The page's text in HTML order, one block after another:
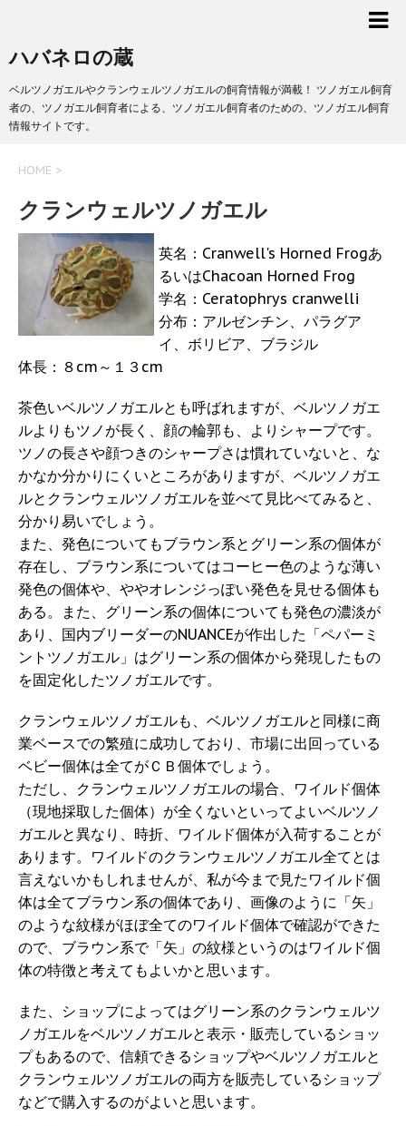
ハバネロの蔵
ベルツノガエルやクランウェルツノガエルの飼育情報が満載！ ツノガエル飼育
者の、ツノガエル飼育者による、ツノガエル飼育者のための、ツノガエル飼育
情報サイトです。
HOME >
クランウェルツノガエル
英名：Cranwell's Horned Frogあ
るいはChacoan Horned Frog
学名：Ceratophrys cranwelli
分布：アルゼンチン、パラグア
イ、ボリビア、ブラジル
体長：８cm～１３cm
茶色いベルツノガエルとも呼ばれますが、ベルツノガエ
ルよりもツノが長く、顔の輪郭も、よりシャープです。
ツノの長さや顔つきのシャープさは慣れていないと、な
かなか分かりにくいところがありますが、ベルツノガエ
ルとクランウェルツノガエルを並べて見比べてみると、
分かり易いでしょう。
また、発色についてもブラウン系とグリーン系の個体が
存在し、ブラウン系についてはコーヒー色のような薄い
発色の個体や、ややオレンジっぽい発色を見せる個体も
ある。また、グリーン系の個体についても発色の濃淡が
あり、国内ブリーダーのNUANCEが作出した「ペパーミ
ントツノガエル」はグリーン系の個体から発現したもの
を固定化したツノガエルです。
クランウェルツノガエルも、ベルツノガエルと同様に商
業ベースでの繁殖に成功しており、市場に出回っている
ベビー個体は全てがＣＢ個体でしょう。
ただし、クランウェルツノガエルの場合、ワイルド個体
（現地採取した個体）が全くないといってよいベルツノ
ガエルと異なり、時折、ワイルド個体が入荷することが
あります。ワイルドのクランウェルツノガエル全てとは
言えないかもしれませんが、私が今まで見たワイルド個
体は全てブラウン系の個体であり、画像のように「矢」
のような紋様がほぼ全てのワイルド個体で確認ができた
ので、ブラウン系で「矢」の紋様というのはワイルド個
体の特徴と考えてもよいかと思います。
また、ショップによってはグリーン系のクランウェルツ
ノガエルをベルツノガエルと表示・販売しているショッ
プもあるので、信頼できるショップやベルツノガエルと
クランウェルツノガエルの両方を販売しているショップ
などで購入するのがよいと思います。